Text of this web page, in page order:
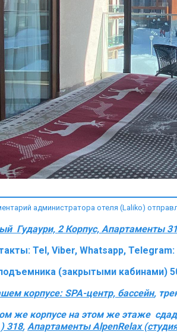
администратора отеля (Laliko)
Гудаури, 2 Корпус, Апартаменты
Tel, Viber, Whatsapp,
(закрытыми кабинами)
корпусе: SPA-центр, бассейн,
же корпусе на этом же этаже
318, Апартаменты AlpenRelax